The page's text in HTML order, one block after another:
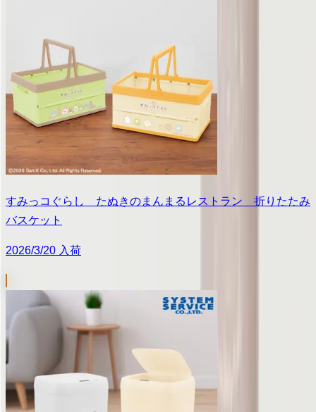
すみっコぐらし たぬきのまんまるレストラン 折りたたみ
バスケット
2026/3/20 入荷